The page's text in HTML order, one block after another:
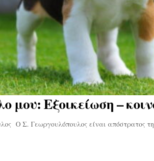
μου: Εξοικείωση –
Ο Σ. Γεωργουλόπουλος είναι απόστρατος